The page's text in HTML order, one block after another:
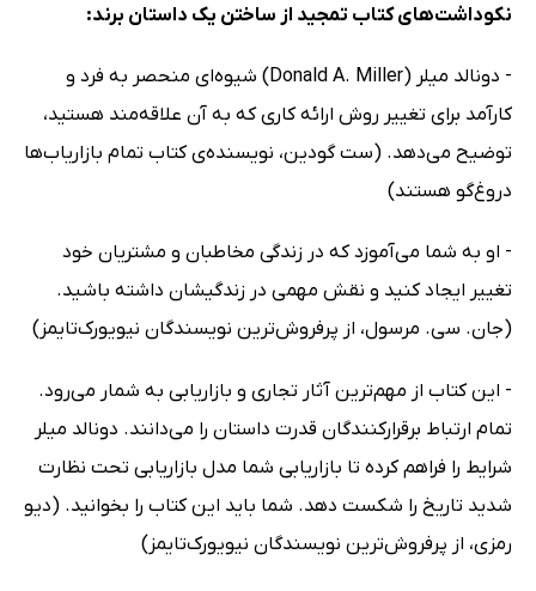
نکوداشت‌های کتاب تمجید از ساختن یک داستان برند:
- دونالد میلر (Donald A. Miller) شیوه‌ای منحصر به فرد و
کارآمد برای تغییر روش ارائه کاری که به آن علاقه‌مند هستید،
توضیح می‌دهد. (ست گودین، نویسنده‌ی کتاب تمام بازاریاب‌ها
دروغ‌گو هستند)
- او به شما می‌آموزد که در زندگی مخاطبان و مشتریان خود
تغییر ایجاد کنید و نقش مهمی در زندگیشان داشته باشید.
(جان. سی. مرسول، از پرفروش‌ترین نویسندگان نیویورک‌تایمز)
- این کتاب از مهم‌ترین آثار تجاری و بازاریابی به شمار می‌رود.
تمام ارتباط برقرارکنندگان قدرت داستان را می‌دانند. دونالد میلر
شرایط را فراهم کرده تا بازاریابی شما مدل بازاریابی تحت نظارت
شدید تاریخ را شکست دهد. شما باید این کتاب را بخوانید. (دیو
رمزی، از پرفروش‌ترین نویسندگان نیویورک‌تایمز)